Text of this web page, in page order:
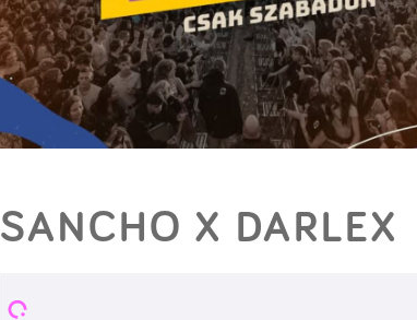
SANCHO X DARLEX